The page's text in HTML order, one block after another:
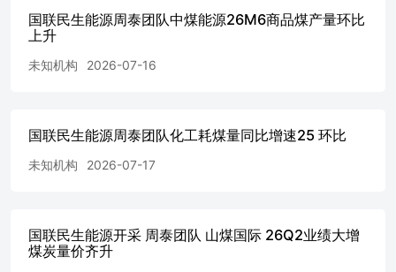
国联民生能源周泰团队中煤能源26M6商品煤产量环比
上升
未知机构 2026-07-16
国联民生能源周泰团队化工耗煤量同比增速25 环比
未知机构 2026-07-17
国联民生能源开采 周泰团队 山煤国际 26Q2业绩大增
煤炭量价齐升